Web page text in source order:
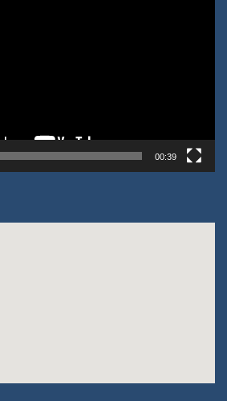
00:39